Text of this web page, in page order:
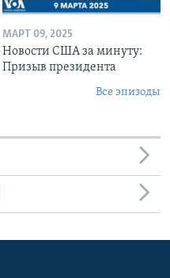
МАРТ 09, 2025
Новости США за минуту:
Призыв президента
Все эпизоды